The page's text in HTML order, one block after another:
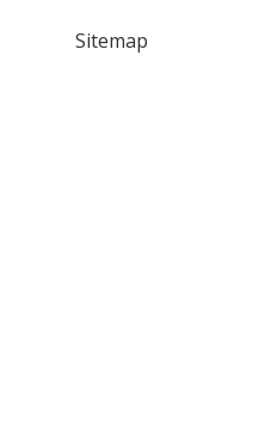
Sitemap